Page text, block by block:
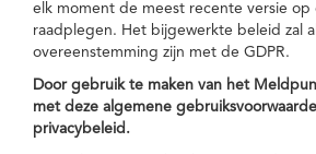
elk moment de meest recente versie op
raadplegen. Het bijgewerkte beleid zal
overeenstemming zijn met de GDPR.
Door gebruik te maken van het
met deze algemene
privacybeleid.